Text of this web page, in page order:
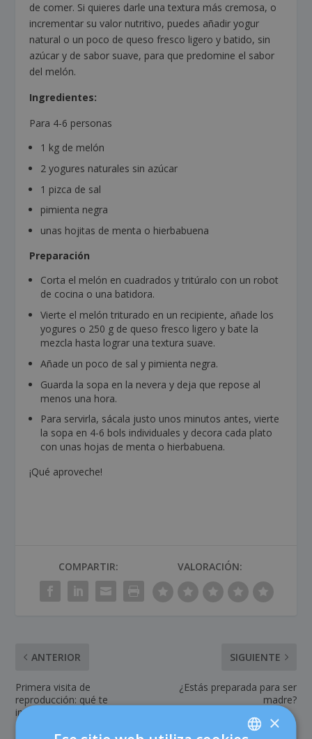
de comer. Si quieres darle una textura más cremosa, o
incrementar su valor nutritivo, puedes añadir yogur
natural o un poco de queso fresco ligero y batido, sin
azúcar y de sabor suave, para que predomine el sabor
del melón.
Ingredientes:
Para 4-6 personas
1 kg de melón
2 yogures naturales sin azúcar
1 pizca de sal
pimienta negra
unas hojitas de menta o hierbabuena
Preparación
Corta el melón en cuadrados y tritúralo con un robot
de cocina o una batidora.
Vierte el melón triturado en un recipiente, añade los
yogures o 250 g de queso fresco ligero y bate la
mezcla hasta lograr una textura suave.
Añade un poco de sal y pimienta negra.
Guarda la sopa en la nevera y deja que repose al
menos una hora.
Para servirla, sácala justo unos minutos antes, vierte
la sopa en 4-6 bols individuales y decora cada plato
con unas hojas de menta o hierbabuena.
¡Qué aproveche!
COMPARTIR: VALORACIÓN:
ANTERIOR
Primera visita de
reproducción: qué te
interesa saber y preguntar
SIGUIENTE
¿Estás preparada para ser
madre?
×